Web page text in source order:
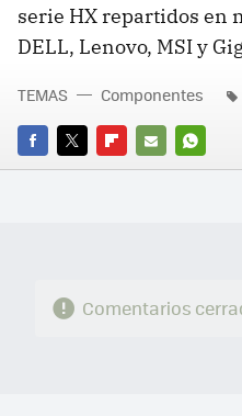
serie HX repartidos en
DELL, Lenovo, MSI y
FACEBOOK
TWITTERFLIPBOARD
E-
TEMAS Componentes
Comentarios